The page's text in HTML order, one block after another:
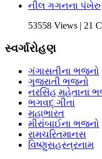
નીલ ગગનના પંખેરુ
53558 Views | 21
સ્વર્ગારોહણ
ગંગાસતીના ભજનો
ગુજરાતી ભજનો
નરસિંહ મહેતાના
ભગવદ્ ગીતા
મહાભારત
મીરાંબાઈના ભજનો
રામચરિતમાનસ
વિષ્ણુસહસ્ત્રનામ